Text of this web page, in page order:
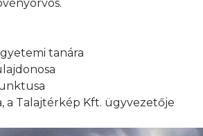
tanára
a Talajtérkép Kft. ügyvezetője